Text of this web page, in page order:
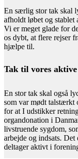
En særlig stor tak skal
afholdt løbet og stablet
Vi er meget glade for
os dybt, at flere rejser
hjælpe til.
Tak til vores aktive
En stor tak skal også
som var mødt talstærkt
for at I udstikker
organdonation i
livstruende sygdom,
arbejde og indsats. Det
deltager aktivt i